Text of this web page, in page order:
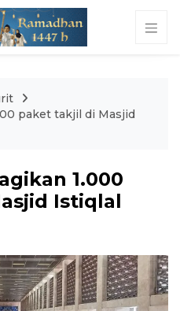
paket takjil di Masjid
1.000
Istiqlal